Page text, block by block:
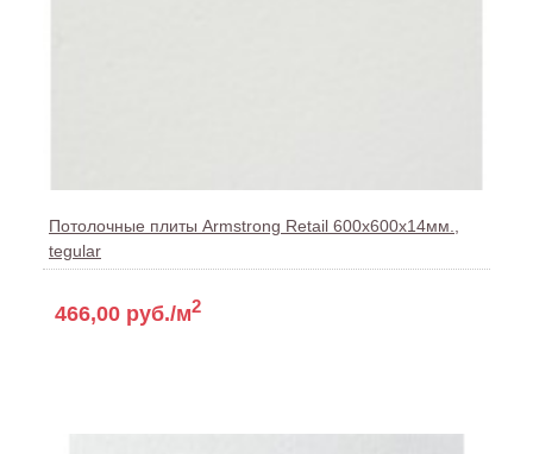
Потолочные плиты Armstrong Retail 600x600x14мм.,
tegular
466,00 руб./м2